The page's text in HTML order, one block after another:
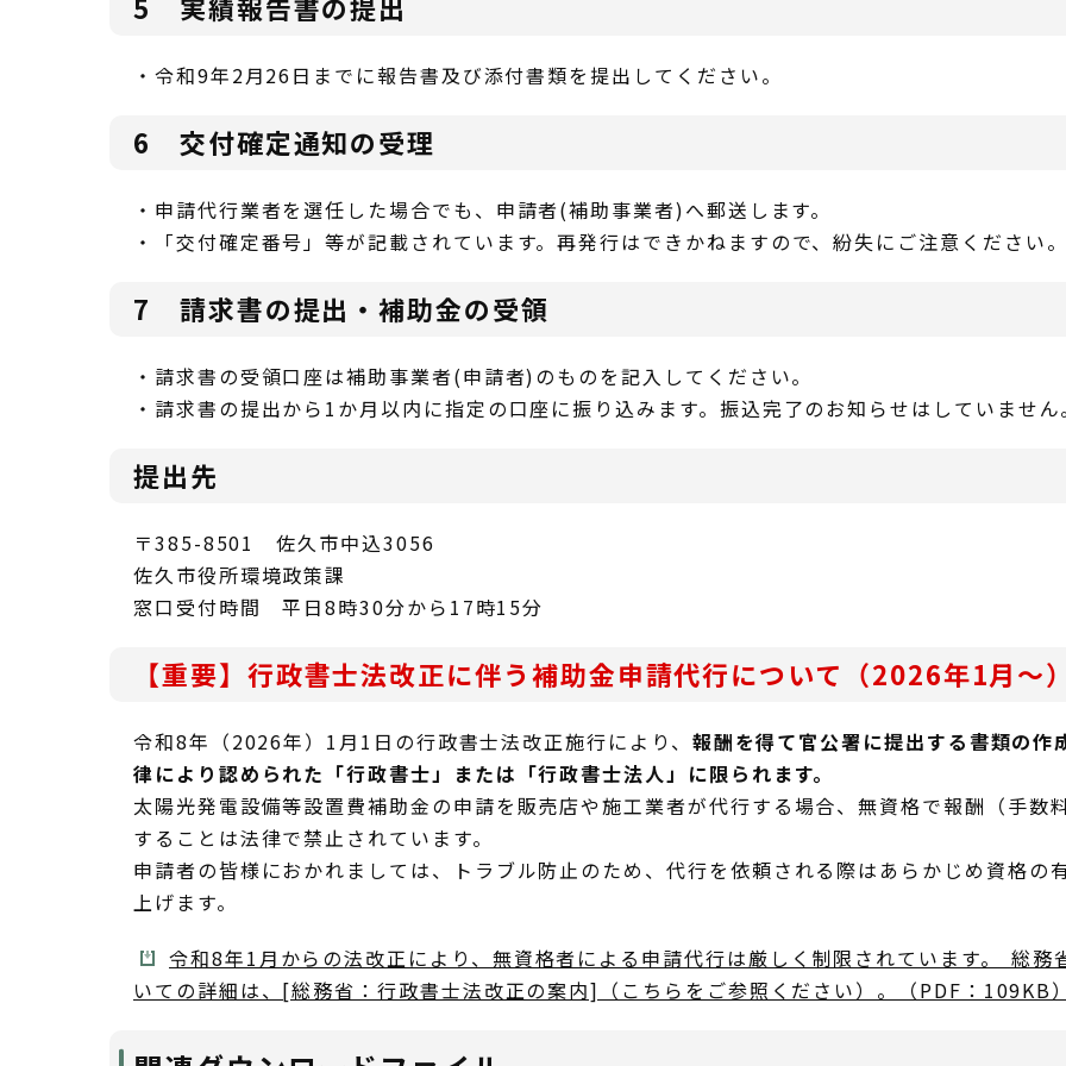
・令和9年2月26日までに報告書及び添付書類を提出してください。
6 交付確定通知の受理
・申請代行業者を選任した場合でも、申請者(補助事業者)へ郵送します。
・「交付確定番号」等が記載されています。再発行はできかねますので、紛失にご注意ください
7 請求書の提出・補助金の受領
・請求書の受領口座は補助事業者(申請者)のものを記入してください。
・請求書の提出から1か月以内に指定の口座に振り込みます。振込完了のお知らせはしていません
提出先
〒385-8501 佐久市中込3056
佐久市役所環境政策課
窓口受付時間 平日8時30分から17時15分
【重要】行政書士法改正に伴う補助金申請代行について（2026年1月～
令和8年（2026年）1月1日の行政書士法改正施行により、 報酬を得て官公署に提出する書類の
律により認められた「行政書士」または「行政書士法人」に限られます。
太陽光発電設備等設置費補助金の申請を販売店や施工業者が代行する場合、無資格で報酬（手数
することは法律で禁止されています。
申請者の皆様におかれましては、トラブル防止のため、代行を依頼される際はあらかじめ資格の
上げます。
令和8年1月からの法改正により、無資格者による申請代行は厳しく制限されています。 総
いての詳細は、[総務省：行政書士法改正の案内]（こちらをご参照ください）。（PDF：109KB